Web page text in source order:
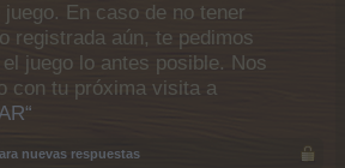
En caso de no tener
registrada aún, te pedimos
juego lo antes posible. Nos
con tu próxima visita a
nuevas respuestas